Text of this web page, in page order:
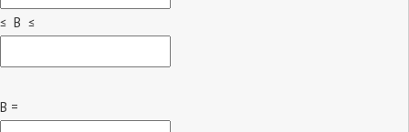
≤ B ≤
B =